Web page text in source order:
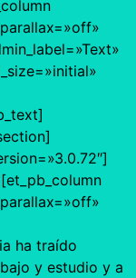
ha traído
y estudio y a